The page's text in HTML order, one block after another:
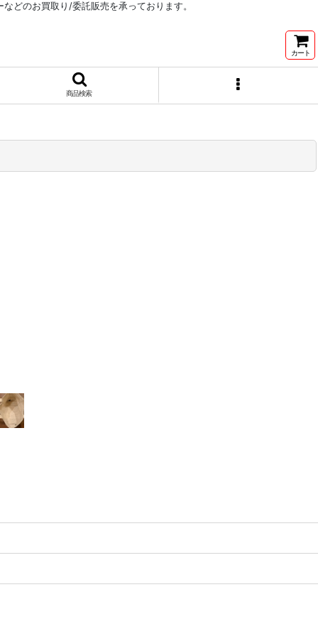
どのお買取り/委託販売を承っております。
カート
商品検索